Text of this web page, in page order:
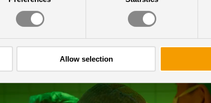
Allow selection
för att observera patienten och hitta medicin.